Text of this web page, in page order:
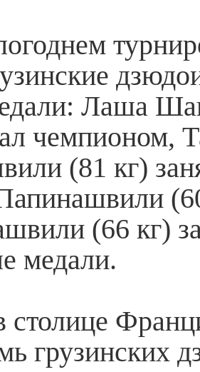
Лаша
чемпионом,
(81 кг)
(66 кг)
медали.
столице
грузинских